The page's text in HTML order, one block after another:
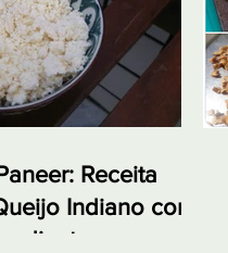
Receita
Indiano com